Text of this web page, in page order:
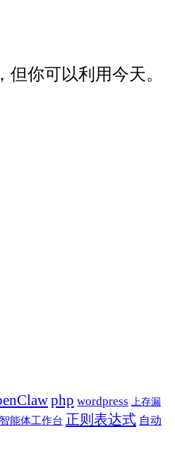
你可以利用今天。
php wordpress
上存漏
智能体工作台 正则表达式 自动